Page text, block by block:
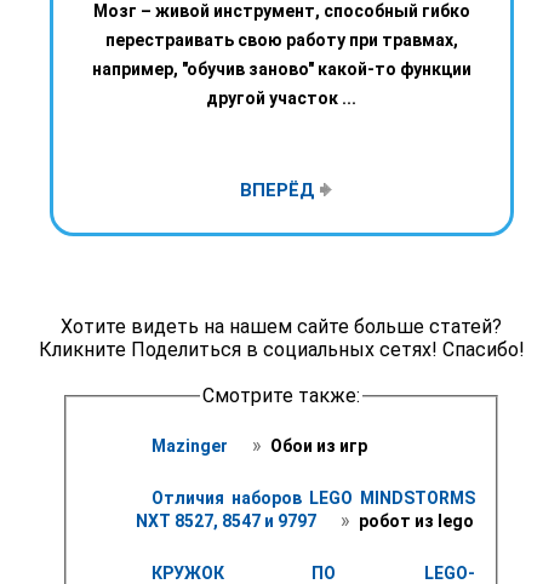
Мозг – живой инструмент, способный гибко
перестраивать свою работу при травмах,
например, "обучив заново" какой-то функции
другой участок ...
ВПЕРЁД
Хотите видеть на нашем сайте больше статей?
Кликните Поделиться в социальных сетях! Спасибо!
Смотрите также:
Mazinger » Обои из игр
Отличия наборов LEGO MINDSTORMS
NXT 8527, 8547 и 9797
» робот из lego
КРУЖОК ПО LEGO-